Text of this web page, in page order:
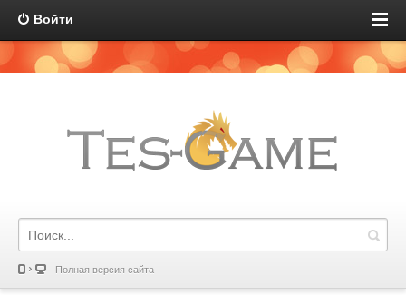
Войти
Полная версия сайта